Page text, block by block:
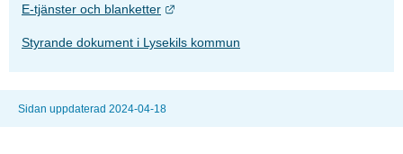
E-tjänster och blanketter Länk till annan webbplats.
Styrande dokument i Lysekils kommun
Sidan uppdaterad 2024-04-18